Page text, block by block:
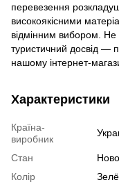
перевезення
високоякісними
відмінним вибором. Не
туристичний досвід —
нашому інтернет-
Характеристики
Країна-
виробник
Стан
Колір